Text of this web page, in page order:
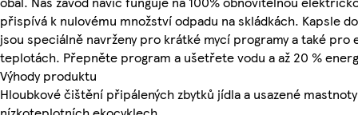
přispívá k nulovému množství odpadu na skládkách. Kapsle
jsou speciálně navrženy pro krátké mycí programy a také pro
teplotách. Přepněte program a ušetřete vodu a až 20 %
Výhody produktu
Hloubkové čištění připálených zbytků jídla a usazené